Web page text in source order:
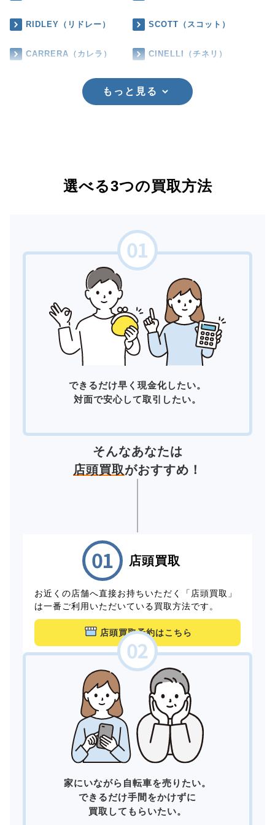
RIDLEY（リドレー） SCOTT（スコット）
CARRERA（カレラ） CINELLI（チネリ）
もっと見る
選べる3つの買取方法
できるだけ早く現金化したい。
対面で安心して取引したい。
そんなあなたは
店頭買取がおすすめ！
店頭買取
お近くの店舗へ直接お持ちいただく「店頭買取」
は一番ご利用いただいている買取方法です。
店頭買取予約はこちら
家にいながら自転車を売りたい。
できるだけ手間をかけずに
買取してもらいたい。